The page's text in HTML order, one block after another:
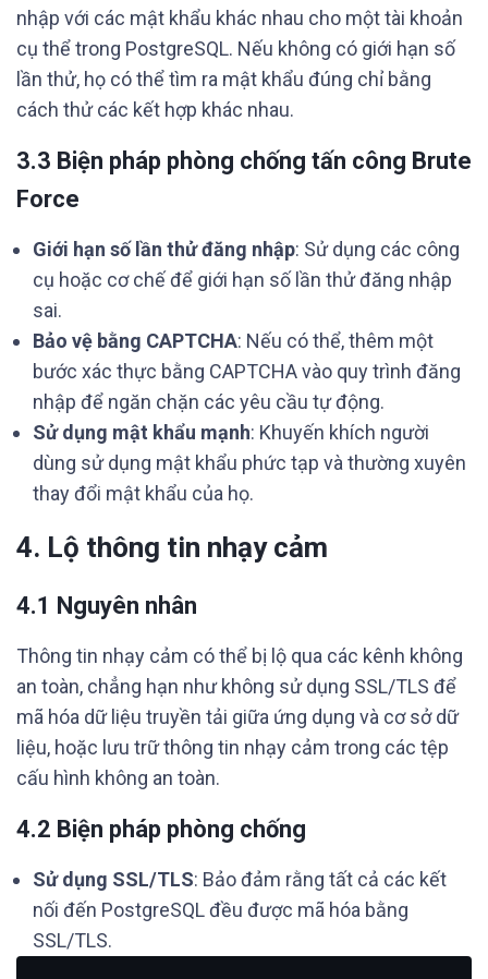
nhập với các mật khẩu khác nhau cho một tài khoản
cụ thể trong PostgreSQL. Nếu không có giới hạn số
lần thử, họ có thể tìm ra mật khẩu đúng chỉ bằng
cách thử các kết hợp khác nhau.
3.3 Biện pháp phòng chống tấn công Brute
Force
Giới hạn số lần thử đăng nhập: Sử dụng các công
cụ hoặc cơ chế để giới hạn số lần thử đăng nhập
sai.
Bảo vệ bằng CAPTCHA: Nếu có thể, thêm một
bước xác thực bằng CAPTCHA vào quy trình đăng
nhập để ngăn chặn các yêu cầu tự động.
Sử dụng mật khẩu mạnh: Khuyến khích người
dùng sử dụng mật khẩu phức tạp và thường xuyên
thay đổi mật khẩu của họ.
4. Lộ thông tin nhạy cảm
4.1 Nguyên nhân
Thông tin nhạy cảm có thể bị lộ qua các kênh không
an toàn, chẳng hạn như không sử dụng SSL/TLS để
mã hóa dữ liệu truyền tải giữa ứng dụng và cơ sở dữ
liệu, hoặc lưu trữ thông tin nhạy cảm trong các tệp
cấu hình không an toàn.
4.2 Biện pháp phòng chống
Sử dụng SSL/TLS: Bảo đảm rằng tất cả các kết
nối đến PostgreSQL đều được mã hóa bằng
SSL/TLS.